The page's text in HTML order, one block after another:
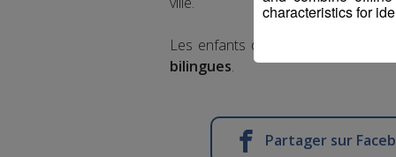
Les enfants déjà scolarisés aux
bilingues.
Partager sur
characteristics for